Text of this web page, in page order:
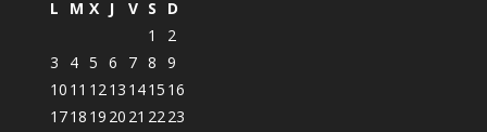
L
M X J V S
D
1
2
3
4 5 6 7 8 9
10 11 1213 1415 16
1718 19 20 21 2223